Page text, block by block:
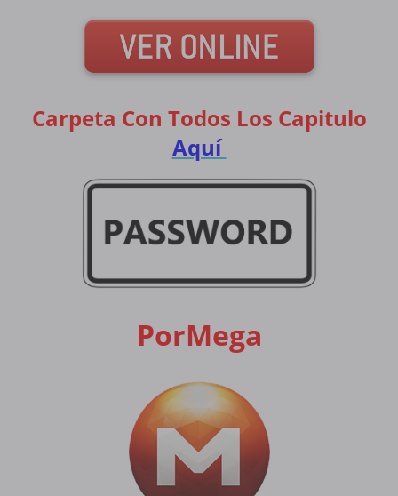
Carpeta Con Todos Los Capitulo
Aquí
PorMega